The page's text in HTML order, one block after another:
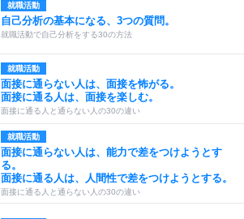
就職活動
自己分析の基本になる、3つの質問。
就職活動で自己分析をする30の方法
就職活動
面接に通らない人は、面接を怖がる。
面接に通る人は、面接を楽しむ。
面接に通る人と通らない人の30の違い
就職活動
面接に通らない人は、能力で差をつけようとす
る。
面接に通る人は、人間性で差をつけようとする。
面接に通る人と通らない人の30の違い